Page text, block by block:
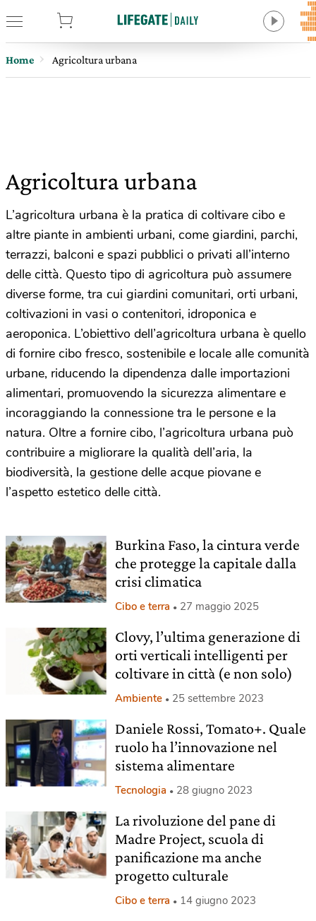
Home Agricoltura urbana
Agricoltura urbana
L’agricoltura urbana è la pratica di coltivare cibo e
altre piante in ambienti urbani, come giardini, parchi,
terrazzi, balconi e spazi pubblici o privati all’interno
delle città. Questo tipo di agricoltura può assumere
diverse forme, tra cui giardini comunitari, orti urbani,
coltivazioni in vasi o contenitori, idroponica e
aeroponica. L’obiettivo dell’agricoltura urbana è quello
di fornire cibo fresco, sostenibile e locale alle comunità
urbane, riducendo la dipendenza dalle importazioni
alimentari, promuovendo la sicurezza alimentare e
incoraggiando la connessione tra le persone e la
natura. Oltre a fornire cibo, l’agricoltura urbana può
contribuire a migliorare la qualità dell’aria, la
biodiversità, la gestione delle acque piovane e
l’aspetto estetico delle città.
Burkina Faso, la cintura verde
che protegge la capitale dalla
crisi climatica
Cibo e terra 27 maggio 2025
Clovy, l’ultima generazione di
orti verticali intelligenti per
coltivare in città (e non solo)
Ambiente 25 settembre 2023
Daniele Rossi, Tomato+. Quale
ruolo ha l’innovazione nel
sistema alimentare
Tecnologia 28 giugno 2023
La rivoluzione del pane di
Madre Project, scuola di
panificazione ma anche
progetto culturale
Cibo e terra 14 giugno 2023